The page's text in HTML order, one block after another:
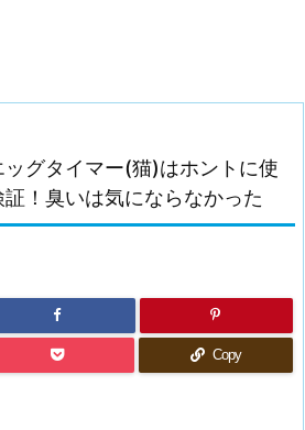
グタイマー(猫)はホントに使
！臭いは気にならなかった
Copy